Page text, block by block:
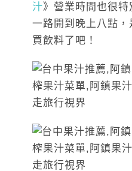
汁》營業時間也很
一路開到晚上八點
買飲料了吧！